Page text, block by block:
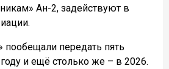
Ан-2, задействуют в
пообещали передать пять
и ещё столько же – в 2026.